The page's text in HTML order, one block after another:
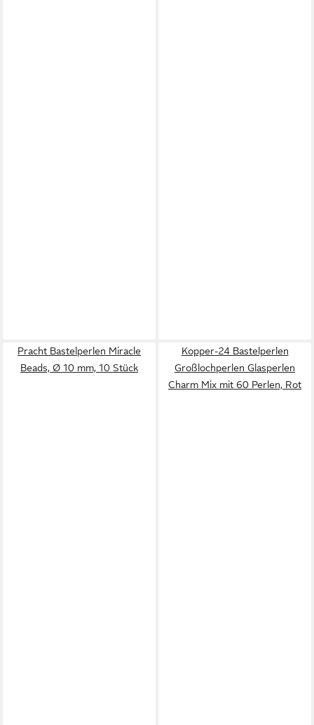
Pracht Bastelperlen Miracle
Beads, Ø 10 mm, 10 Stück
Kopper-24 Bastelperlen
Großlochperlen Glasperlen
Charm Mix mit 60 Perlen, Rot